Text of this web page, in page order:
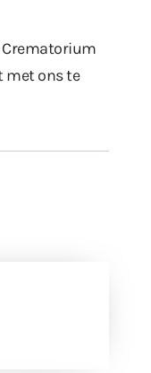
Crematorium
met ons te